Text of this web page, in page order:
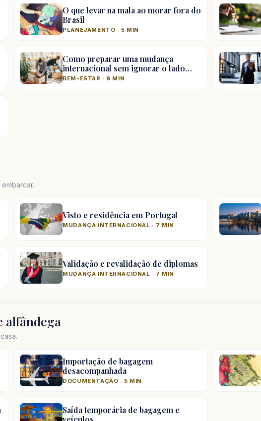
O que levar na mala ao morar fora do
Brasil
PLANEJAMENTO · 5 MIN
Como preparar uma mudança
internacional sem ignorar o lado…
BEM-ESTAR · 9 MIN
Visto e residência em Portugal
MUDANÇA INTERNACIONAL · 7 MIN
Validação e revalidação de diplomas
MUDANÇA INTERNACIONAL · 7 MIN
alfândega
Importação de bagagem
desacompanhada
DOCUMENTAÇÃO · 5 MIN
Saída temporária de bagagem e